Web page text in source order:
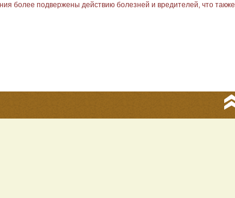
более подвержены действию болезней и вредителей, что также